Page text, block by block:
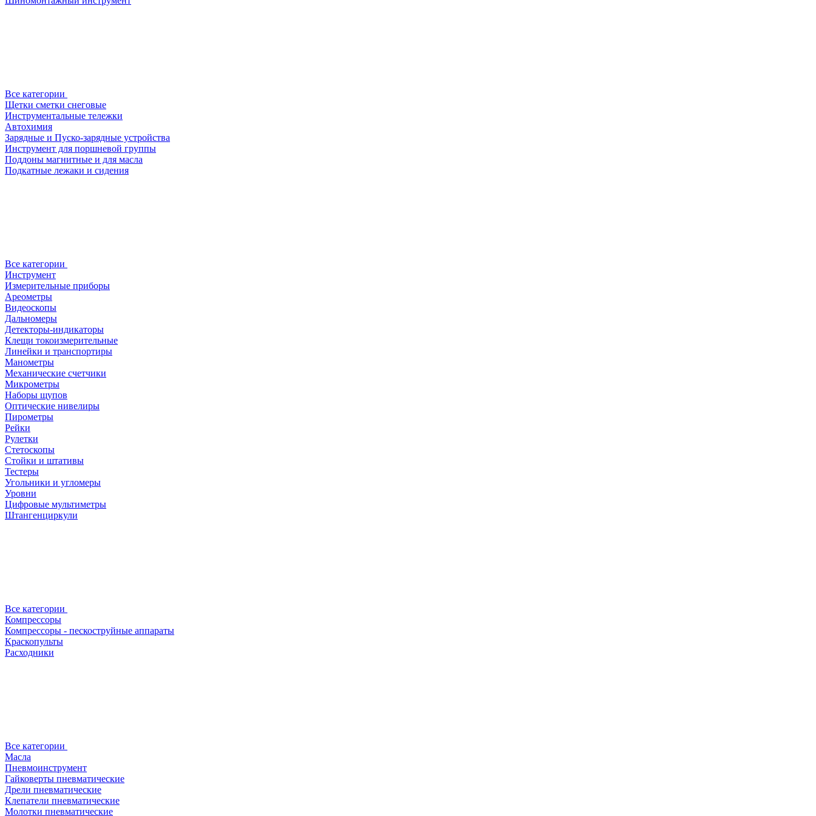
Все категории
Щетки сметки снеговые
Инструментальные тележки
Автохимия
Зарядные и Пуско-зарядные устройства
Инструмент для поршневой группы
Поддоны магнитные и для масла
Подкатные лежаки и сидения
Все категории
Инструмент
Измерительные приборы
Ареометры
Видеоскопы
Дальномеры
Детекторы-индикаторы
Клещи токоизмерительные
Линейки и транспортиры
Манометры
Механические счетчики
Микрометры
Наборы щупов
Оптические нивелиры
Пирометры
Рейки
Рулетки
Стетоскопы
Стойки и штативы
Тестеры
Угольники и угломеры
Уровни
Цифровые мультиметры
Штангенциркули
Все категории
Компрессоры
Компрессоры - пескоструйные аппараты
Краскопульты
Расходники
Все категории
Масла
Пневмоинструмент
Гайковерты пневматические
Дрели пневматические
Клепатели пневматические
Молотки пневматические